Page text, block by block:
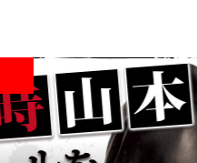
Pサラリーマン金太郎